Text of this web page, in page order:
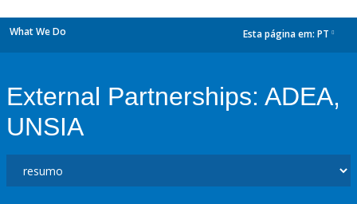
What We Do Esta página em: PT
External Partnerships: ADEA,
UNSIA